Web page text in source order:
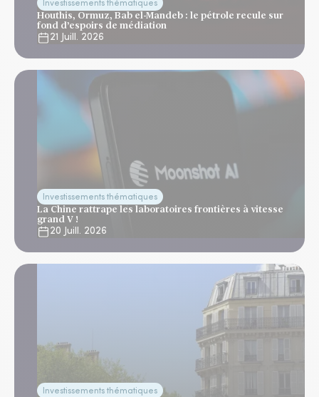
Investissements thématiques
Houthis, Ormuz, Bab el-Mandeb : le pétrole recule sur
fond d’espoirs de médiation
21 Juill. 2026
Investissements thématiques
La Chine rattrape les laboratoires frontières à vitesse
grand V !
20 Juill. 2026
Investissements thématiques